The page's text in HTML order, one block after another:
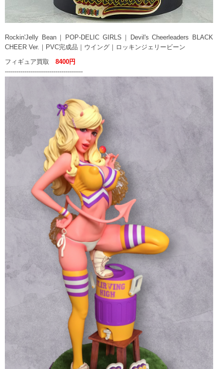
Rockin'Jelly Bean｜POP-DELIC GIRLS｜Devil's Cheerleaders BLACK
CHEER Ver.｜PVC完成品｜ウイング｜ロッキンジェリービーン
フィギュア買取 8400円
----------------------------------------